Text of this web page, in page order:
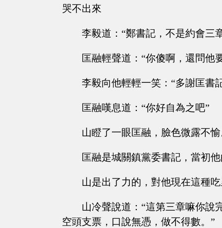
哭不出來
李毅道：“鄭書記，不是約會三
匡融輕聲道：“你傻啊，還問他
李毅向他輕輕一笑：“多謝匡書
匡融嘆息道：“你好自為之吧”
山瞪了一眼匡融，臉色微露不
匡融是城關鎮黨委書記，當初
山是出了力的，對他現在這種
山冷聲說道：“這第三章嘛你說
空頭支票，口說無憑，做不得數。”